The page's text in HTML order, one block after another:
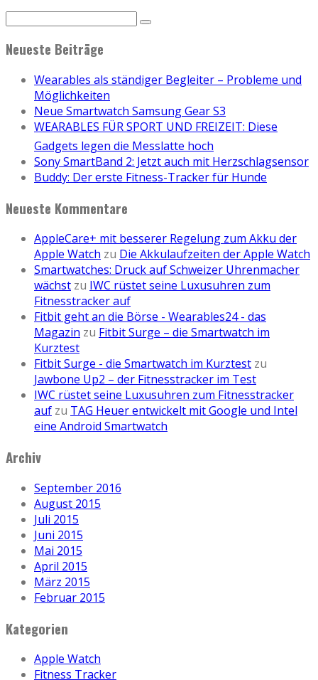
Neueste Beiträge
Wearables als ständiger Begleiter – Probleme und
Möglichkeiten
Neue Smartwatch Samsung Gear S3
WEARABLES FÜR SPORT UND FREIZEIT: Diese
Gadgets legen die Messlatte hoch
Sony SmartBand 2: Jetzt auch mit Herzschlagsensor
Buddy: Der erste Fitness-Tracker für Hunde
Neueste Kommentare
AppleCare+ mit besserer Regelung zum Akku der
Apple Watch zu Die Akkulaufzeiten der Apple Watch
Smartwatches: Druck auf Schweizer Uhrenmacher
wächst zu IWC rüstet seine Luxusuhren zum
Fitnesstracker auf
Fitbit geht an die Börse - Wearables24 - das
Magazin zu Fitbit Surge – die Smartwatch im
Kurztest
Fitbit Surge - die Smartwatch im Kurztest zu
Jawbone Up2 – der Fitnesstracker im Test
IWC rüstet seine Luxusuhren zum Fitnesstracker
auf zu TAG Heuer entwickelt mit Google und Intel
eine Android Smartwatch
Archiv
September 2016
August 2015
Juli 2015
Juni 2015
Mai 2015
April 2015
März 2015
Februar 2015
Kategorien
Apple Watch
Fitness Tracker